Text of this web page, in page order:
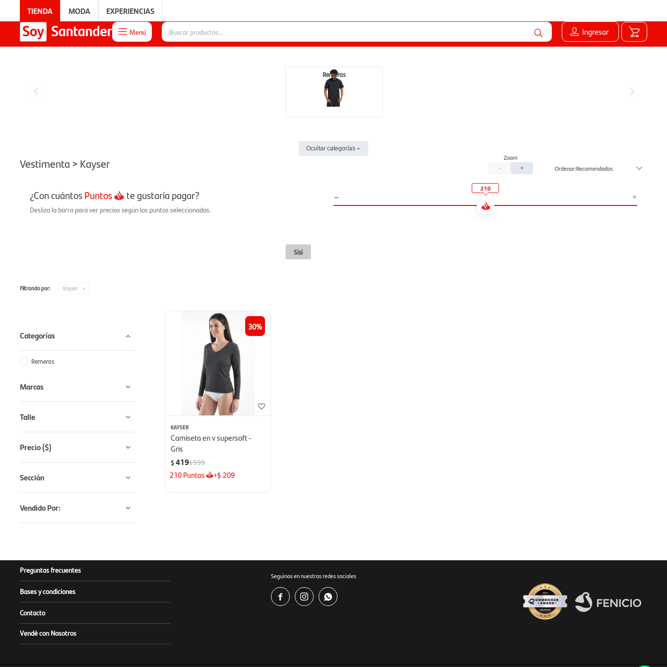
TIENDA MODA EXPERIENCIAS
 Menú Ingresar
Remeras
Ocultar categorías
Vestimenta > Kayser - + Recomendados
¿Con cuántosPuntos te gustaría pagar?
Desliza la barra para ver precios según los puntos seleccionados.
- +
210
Sisi
Filtrando por: Kayser
30
KAYSER
Camiseta en v supersoft -
Gris
$419$599
210Puntos +$ 209
Categorías
Remeras
Marcas
Talle
Precio($)
Sección
Vendido Por:
Preguntas frecuentes
Bases y condiciones
Contacto
Vendé con Nosotros
Seguinos en nuestras redes sociales
  